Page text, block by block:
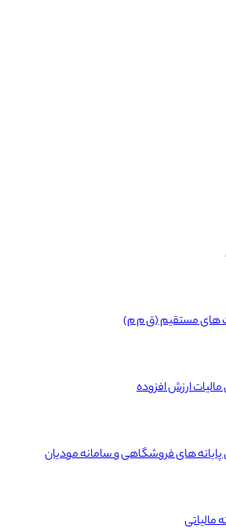
های مستقیم (ق م م)
ارزش افزوده
پایانه های فروشگاهی و سامانه مودیان
مالیاتی